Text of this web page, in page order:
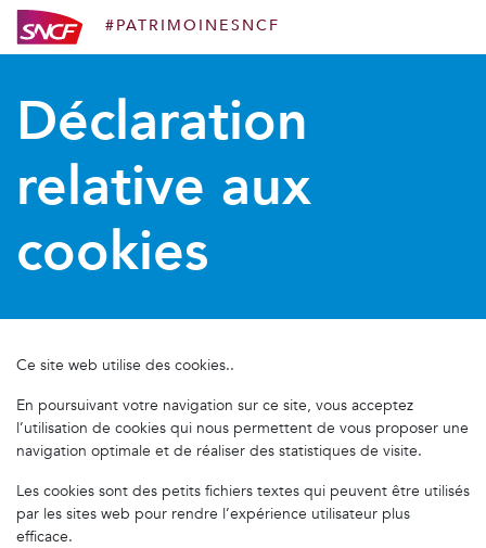
#PATRIMOINESNCF
Déclaration
relative aux
cookies
Ce site web utilise des cookies..
En poursuivant votre navigation sur ce site, vous acceptez
l’utilisation de cookies qui nous permettent de vous proposer une
navigation optimale et de réaliser des statistiques de visite.
Les cookies sont des petits fichiers textes qui peuvent être utilisés
par les sites web pour rendre l’expérience utilisateur plus
efficace.